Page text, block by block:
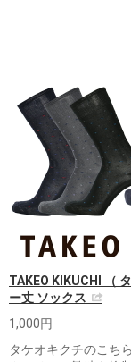
TAKEO KIKUCHI （
ー丈 ソックス
1,000円
タケオキクチのこち